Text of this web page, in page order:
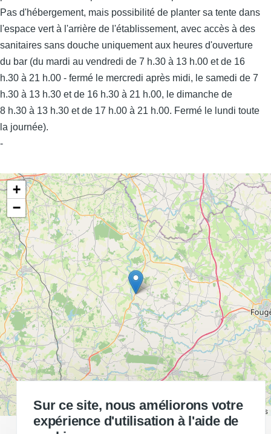
Pas d'hébergement, mais possibilité de planter sa tente dans
l'espace vert à l'arrière de l'établissement, avec accès à des
sanitaires sans douche uniquement aux heures d'ouverture
du bar (du mardi au vendredi de 7 h.30 à 13 h.00 et de 16
h.30 à 21 h.00 - fermé le mercredi après midi, le samedi de 7
h.30 à 13 h.30 et de 16 h.30 à 21 h.00, le dimanche de
8 h.30 à 13 h.30 et de 17 h.00 à 21 h.00. Fermé le lundi toute
la journée).
-
+
−
Leaflet|©OpenStreetMapcontributors
Sur ce site, nous améliorons votre
expérience d'utilisation à l'aide de